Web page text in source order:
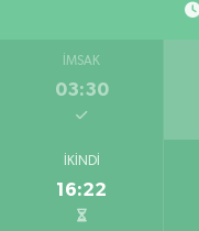
İMSAK
03:30
İKINDI
16:22